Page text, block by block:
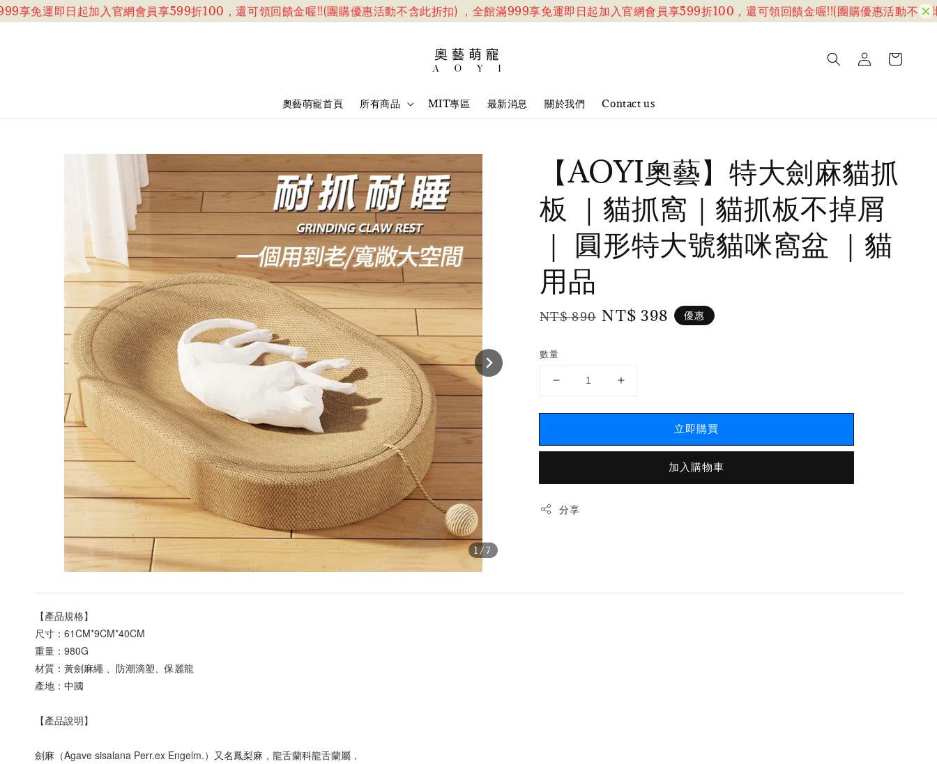
享免運即日起加入官網會員享599折100，還可領回饋金喔!!(團購優惠活動不含此折扣) ，全館滿999享免運即日起加入官網會員享599折100，還可領回饋金喔!!(團購優惠活動不含此
奧藝萌寵首頁 所有商品 MIT專區 最新消息 關於我們 Contact us
1 /7
【AOYI奧藝】特大劍麻貓抓
板 ｜貓抓窩｜貓抓板不掉屑
｜ 圓形特大號貓咪窩盆 ｜貓
用品
Regular
NT$ 890 Sale
NT$ 398 優惠
數量
立即購買
加入購物車
分享
【產品規格】
尺寸：61CM*9CM*40CM
重量：980G
材質：黃劍麻繩 、防潮滴塑、保麗龍
產地：中國
【產品說明】
劍麻（Agave sisalana Perr.ex Engelm.）又名鳳梨麻，龍舌蘭科龍舌蘭屬，